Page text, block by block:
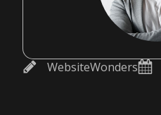
WebsiteWonders